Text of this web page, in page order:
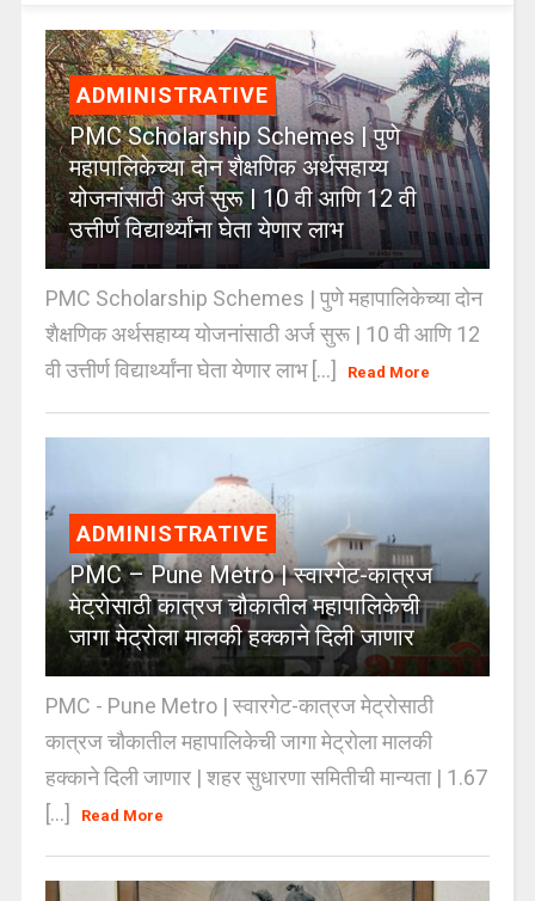
ADMINISTRATIVE
PMC Scholarship Schemes | पुणे
महापालिकेच्या दोन शैक्षणिक अर्थसहाय्य
योजनांसाठी अर्ज सुरू | 10 वी आणि 12 वी
उत्तीर्ण विद्यार्थ्यांना घेता येणार लाभ
PMC Scholarship Schemes | पुणे महापालिकेच्या दोन
शैक्षणिक अर्थसहाय्य योजनांसाठी अर्ज सुरू | 10 वी आणि 12
वी उत्तीर्ण विद्यार्थ्यांना घेता येणार लाभ [...]
Read More
ADMINISTRATIVE
PMC – Pune Metro | स्वारगेट-कात्रज
मेट्रोसाठी कात्रज चौकातील महापालिकेची
जागा मेट्रोला मालकी हक्काने दिली जाणार
PMC - Pune Metro | स्वारगेट-कात्रज मेट्रोसाठी
कात्रज चौकातील महापालिकेची जागा मेट्रोला मालकी
हक्काने दिली जाणार | शहर सुधारणा समितीची मान्यता | 1.67
[...]
Read More